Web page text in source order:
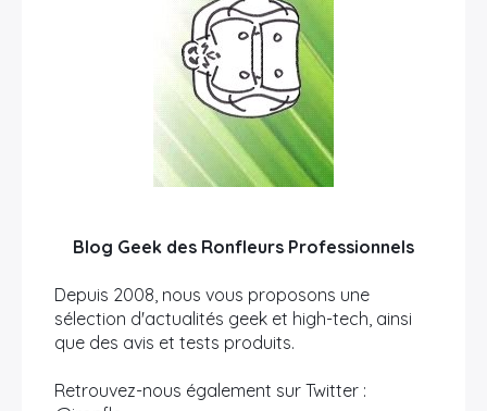
Blog Geek des Ronfleurs Professionnels
Depuis 2008, nous vous proposons une
sélection d'actualités geek et high-tech, ainsi
que des avis et tests produits.
Retrouvez-nous également sur Twitter :